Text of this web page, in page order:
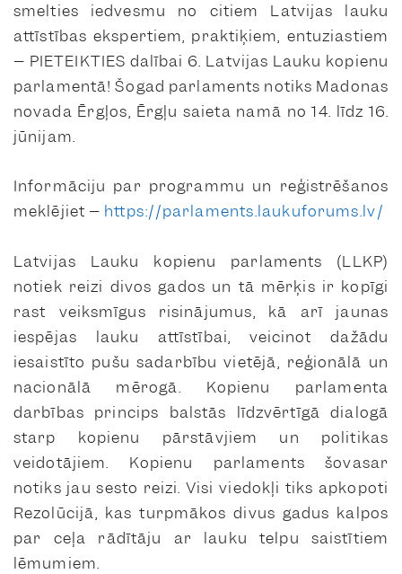
smelties iedvesmu no citiem Latvijas lauku
attīstības ekspertiem, praktiķiem, entuziastiem
– PIETEIKTIES dalībai 6. Latvijas Lauku kopienu
parlamentā! Šogad parlaments notiks Madonas
novada Ērgļos, Ērgļu saieta namā no 14. līdz 16.
jūnijam.
Informāciju par programmu un reģistrēšanos
meklējiet – https://parlaments.laukuforums.lv/
Latvijas Lauku kopienu parlaments (LLKP)
notiek reizi divos gados un tā mērķis ir kopīgi
rast veiksmīgus risinājumus, kā arī jaunas
iespējas lauku attīstībai, veicinot dažādu
iesaistīto pušu sadarbību vietējā, reģionālā un
nacionālā mērogā. Kopienu parlamenta
darbības princips balstās līdzvērtīgā dialogā
starp kopienu pārstāvjiem un politikas
veidotājiem. Kopienu parlaments šovasar
notiks jau sesto reizi. Visi viedokļi tiks apkopoti
Rezolūcijā, kas turpmākos divus gadus kalpos
par ceļa rādītāju ar lauku telpu saistītiem
lēmumiem.